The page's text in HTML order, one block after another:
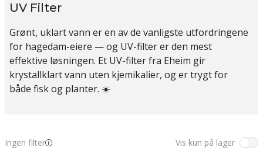
UV Filter
Grønt, uklart vann er en av de vanligste utfordringene
for hagedam-eiere — og UV-filter er den mest
effektive løsningen. Et UV-filter fra Eheim gir
krystallklart vann uten kjemikalier, og er trygt for
både fisk og planter. ☀️
Ingen filter Vis kun på lager